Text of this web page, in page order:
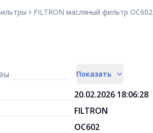
FILTRON масляный фильтр OC602
Показать
20.02.2026 18:06:28
FILTRON
OC602